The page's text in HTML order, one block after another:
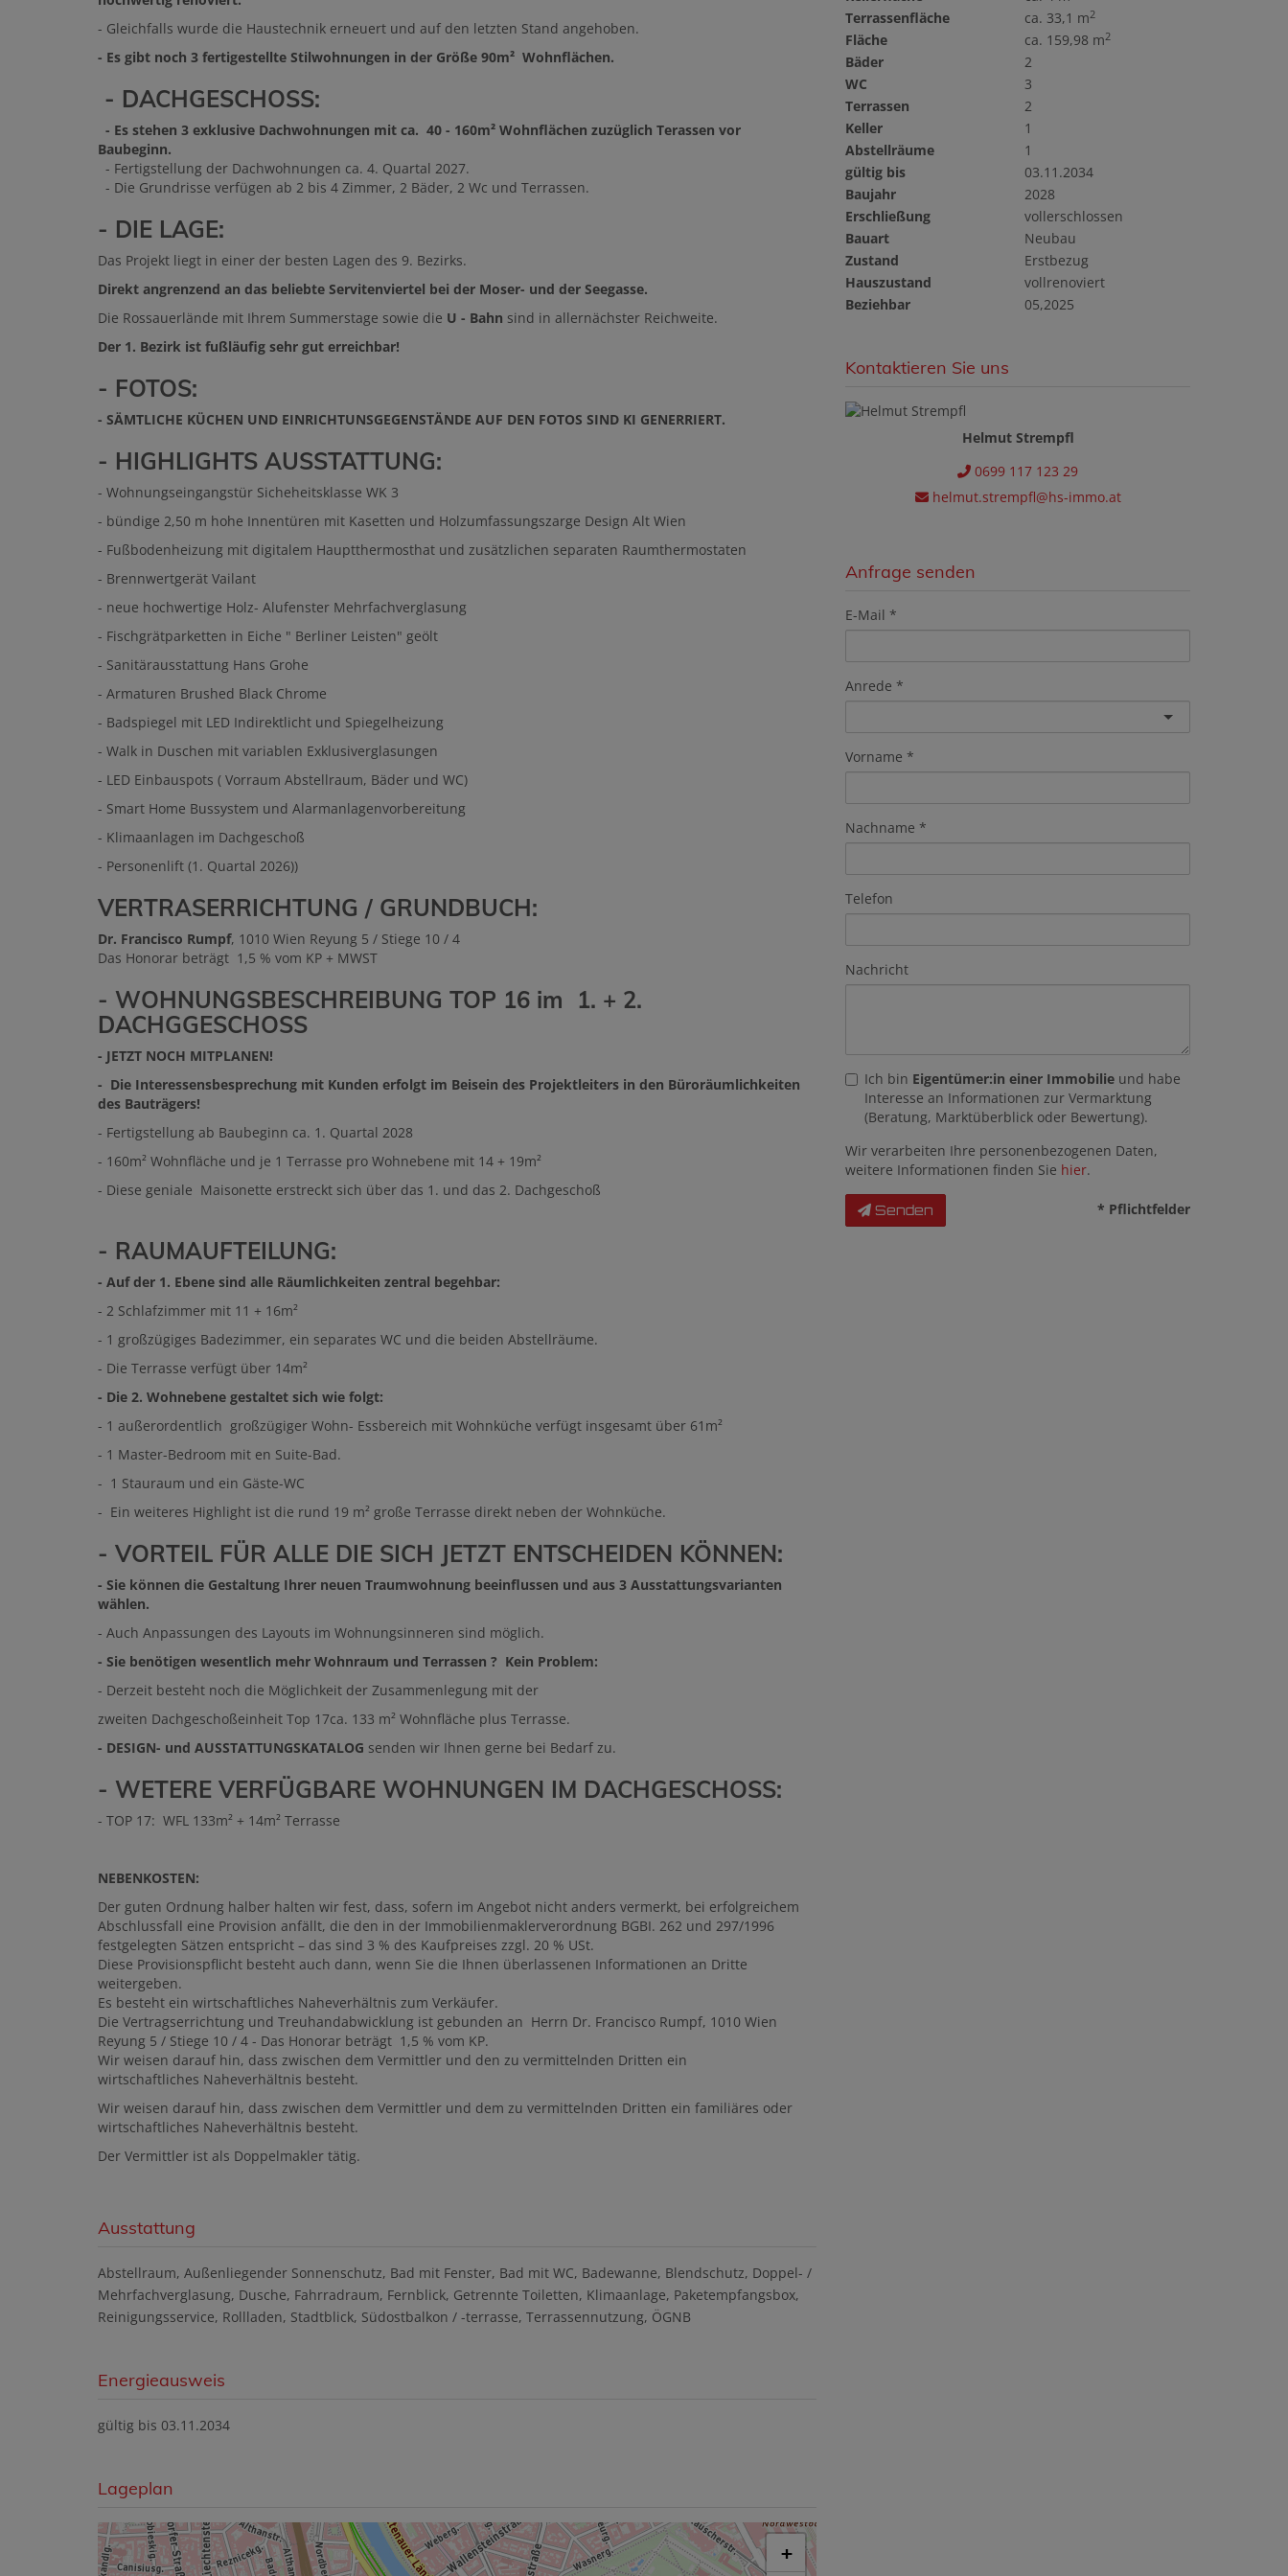
- Gleichfalls wurde die Haustechnik erneuert und auf den letzten Stand angehoben.
- Es gibt noch 3 fertigestellte Stilwohnungen in der Größe 90m² Wohnflächen.
- DACHGESCHOSS:
- Es stehen 3 exklusive Dachwohnungen mit ca. 40 - 160m² Wohnflächen zuzüglich Terassen vor
Baubeginn.
- Fertigstellung der Dachwohnungen ca. 4. Quartal 2027.
- Die Grundrisse verfügen ab 2 bis 4 Zimmer, 2 Bäder, 2 Wc und Terrassen.
- DIE LAGE:
Das Projekt liegt in einer der besten Lagen des 9. Bezirks.
Direkt angrenzend an das beliebte Servitenviertel bei der Moser- und der Seegasse.
Die Rossauerlände mit Ihrem Summerstage sowie die U - Bahn sind in allernächster Reichweite.
Der 1. Bezirk ist fußläufig sehr gut erreichbar!
- FOTOS:
- SÄMTLICHE KÜCHEN UND EINRICHTUNSGEGENSTÄNDE AUF DEN FOTOS SIND KI GENERRIERT.
- HIGHLIGHTS AUSSTATTUNG:
- Wohnungseingangstür Sicheheitsklasse WK 3
- bündige 2,50 m hohe Innentüren mit Kasetten und Holzumfassungszarge Design Alt Wien
- Fußbodenheizung mit digitalem Hauptthermosthat und zusätzlichen separaten Raumthermostaten
- Brennwertgerät Vailant
- neue hochwertige Holz- Alufenster Mehrfachverglasung
- Fischgrätparketten in Eiche " Berliner Leisten" geölt
- Sanitärausstattung Hans Grohe
- Armaturen Brushed Black Chrome
- Badspiegel mit LED Indirektlicht und Spiegelheizung
- Walk in Duschen mit variablen Exklusiverglasungen
- LED Einbauspots ( Vorraum Abstellraum, Bäder und WC)
- Smart Home Bussystem und Alarmanlagenvorbereitung
- Klimaanlagen im Dachgeschoß
- Personenlift (1. Quartal 2026))
VERTRASERRICHTUNG / GRUNDBUCH:
Dr. Francisco Rumpf, 1010 Wien Reyung 5 / Stiege 10 / 4
Das Honorar beträgt 1,5 % vom KP + MWST
- WOHNUNGSBESCHREIBUNG TOP 16 im 1. + 2.
DACHGGESCHOSS
- JETZT NOCH MITPLANEN!
- Die Interessensbesprechung mit Kunden erfolgt im Beisein des Projektleiters in den Büroräumlichkeiten
des Bauträgers!
- Fertigstellung ab Baubeginn ca. 1. Quartal 2028
- 160m² Wohnfläche und je 1 Terrasse pro Wohnebene mit 14 + 19m²
- Diese geniale Maisonette erstreckt sich über das 1. und das 2. Dachgeschoß
- RAUMAUFTEILUNG:
- Auf der 1. Ebene sind alle Räumlichkeiten zentral begehbar:
- 2 Schlafzimmer mit 11 + 16m²
- 1 großzügiges Badezimmer, ein separates WC und die beiden Abstellräume.
- Die Terrasse verfügt über 14m²
- Die 2. Wohnebene gestaltet sich wie folgt:
- 1 außerordentlich großzügiger Wohn- Essbereich mit Wohnküche verfügt insgesamt über 61m²
- 1 Master-Bedroom mit en Suite-Bad.
- 1 Stauraum und ein Gäste-WC
- Ein weiteres Highlight ist die rund 19 m² große Terrasse direkt neben der Wohnküche.
- VORTEIL FÜR ALLE DIE SICH JETZT ENTSCHEIDEN KÖNNEN:
- Sie können die Gestaltung Ihrer neuen Traumwohnung beeinflussen und aus 3 Ausstattungsvarianten
wählen.
- Auch Anpassungen des Layouts im Wohnungsinneren sind möglich.
- Sie benötigen wesentlich mehr Wohnraum und Terrassen ? Kein Problem:
- Derzeit besteht noch die Möglichkeit der Zusammenlegung mit der
zweiten Dachgeschoßeinheit Top 17ca. 133 m² Wohnfläche plus Terrasse.
- DESIGN- und AUSSTATTUNGSKATALOG senden wir Ihnen gerne bei Bedarf zu.
- WETERE VERFÜGBARE WOHNUNGEN IM DACHGESCHOSS:
- TOP 17: WFL 133m² + 14m² Terrasse
NEBENKOSTEN:
Der guten Ordnung halber halten wir fest, dass, sofern im Angebot nicht anders vermerkt, bei erfolgreichem
Abschlussfall eine Provision anfällt, die den in der Immobilienmaklerverordnung BGBI. 262 und 297/1996
festgelegten Sätzen entspricht – das sind 3 % des Kaufpreises zzgl. 20 % USt.
Diese Provisionspflicht besteht auch dann, wenn Sie die Ihnen überlassenen Informationen an Dritte
weitergeben.
Es besteht ein wirtschaftliches Naheverhältnis zum Verkäufer.
Die Vertragserrichtung und Treuhandabwicklung ist gebunden an Herrn Dr. Francisco Rumpf, 1010 Wien
Reyung 5 / Stiege 10 / 4 - Das Honorar beträgt 1,5 % vom KP.
Wir weisen darauf hin, dass zwischen dem Vermittler und den zu vermittelnden Dritten ein
wirtschaftliches Naheverhältnis besteht.
Wir weisen darauf hin, dass zwischen dem Vermittler und dem zu vermittelnden Dritten ein familiäres oder
wirtschaftliches Naheverhältnis besteht.
Der Vermittler ist als Doppelmakler tätig.
Ausstattung
Abstellraum Außenliegender Sonnenschutz Bad mit Fenster Bad mit WC Badewanne Blendschutz Doppel- /
Mehrfachverglasung Dusche Fahrradraum Fernblick Getrennte Toiletten Klimaanlage Paketempfangsbox
Reinigungsservice Rollladen Stadtblick Südostbalkon / -terrasse Terrassennutzung ÖGNB
Energieausweis
gültig bis 03.11.2034
Lageplan
+
Terrassenfläche ca. 33,1 m2
Fläche ca. 159,98 m2
Bäder
2
WC
3
Terrassen
2
Keller
1
Abstellräume
1
gültig bis
03.11.2034
Baujahr
2028
Erschließung
vollerschlossen
Bauart
Neubau
Zustand
Erstbezug
Hauszustand
vollrenoviert
Beziehbar
05,2025
Kontaktieren Sie uns
Helmut Strempfl
0699 117 123 29
helmut.strempfl@hs-immo.at
Anfrage senden
E-Mail
Anrede
Vorname
Nachname
Telefon
Nachricht
Ich bin Eigentümer:in einer Immobilie und habe
Interesse an Informationen zur Vermarktung
(Beratung, Marktüberblick oder Bewertung).
Wir verarbeiten Ihre personenbezogenen Daten,
weitere Informationen finden Sie hier.
Senden * Pflichtfelder